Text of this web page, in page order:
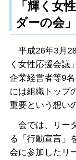
「輝く女
ダーの会
平成26年3月
く女性応援会議
企業経営者等9
には組織トップ
重要という想い
会では、リー
る「行動宣言」
会に参加したリ